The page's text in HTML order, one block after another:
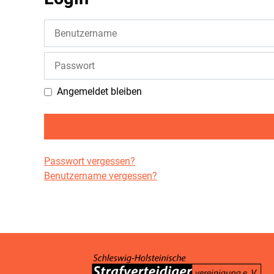
Angemeldet bleiben
Passwort vergessen?
Benutzername vergessen?